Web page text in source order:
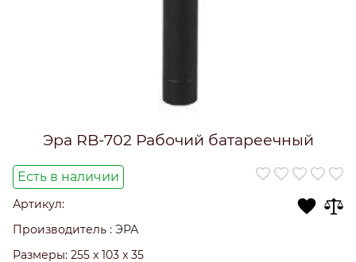
Эра RB-702 Рабочий батареечный
Есть в наличии
Артикул:
Производитель : ЭРА
Размеры: 255 x 103 x 35